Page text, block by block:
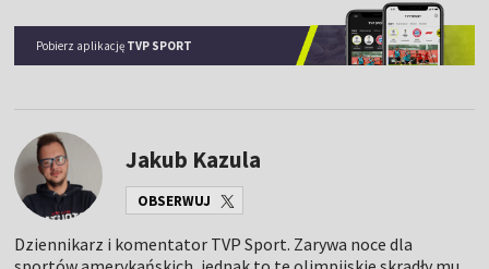
Pobierz aplikację TVP SPORT
Jakub Kazula
OBSERWUJ
Dziennikarz i komentator TVP Sport. Zarywa noce dla